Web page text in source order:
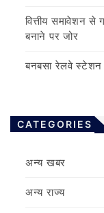
वित्तीय समावेशन
बनाने पर जोर
बनबसा रेलवे
CATEGORIES
अन्य खबर
अन्य राज्य